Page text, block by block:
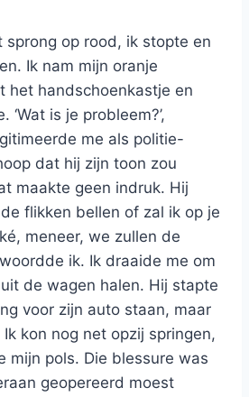
sprong op rood, ik stopte en
Ik nam mijn oranje
het handschoenkastje en
‘Wat is je probleem?’,
me als politie-
dat hij zijn toon zou
maakte geen indruk. Hij
flikken bellen of zal ik op je
meneer, we zullen de
ik. Ik draaide me om
de wagen halen. Hij stapte
voor zijn auto staan, maar
kon nog net opzij springen,
mijn pols. Die blessure was
geopereerd moest